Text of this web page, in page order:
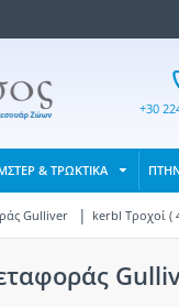
+30
& ΤΡΩΚΤΙΚΑ
Gulliver kerbl Τροχοί (